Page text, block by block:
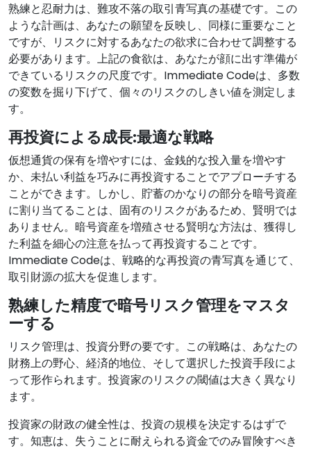
熟練と忍耐力は、難攻不落の取引青写真の基礎です。この
ような計画は、あなたの願望を反映し、同様に重要なこと
ですが、リスクに対するあなたの欲求に合わせて調整する
必要があります。上記の食欲は、あなたが顔に出す準備が
できているリスクの尺度です。Immediate Codeは、多数
の変数を掘り下げて、個々のリスクのしきい値を測定しま
す。
再投資による成長:最適な戦略
仮想通貨の保有を増やすには、金銭的な投入量を増やす
か、未払い利益を巧みに再投資することでアプローチする
ことができます。しかし、貯蓄のかなりの部分を暗号資産
に割り当てることは、固有のリスクがあるため、賢明では
ありません。暗号資産を増殖させる賢明な方法は、獲得し
た利益を細心の注意を払って再投資することです。
Immediate Codeは、戦略的な再投資の青写真を通じて、
取引財源の拡大を促進します。
熟練した精度で暗号リスク管理をマスタ
ーする
リスク管理は、投資分野の要です。この戦略は、あなたの
財務上の野心、経済的地位、そして選択した投資手段によ
って形作られます。投資家のリスクの閾値は大きく異なり
ます。
投資家の財政の健全性は、投資の規模を決定するはずで
す。知恵は、失うことに耐えられる資金でのみ冒険すべき